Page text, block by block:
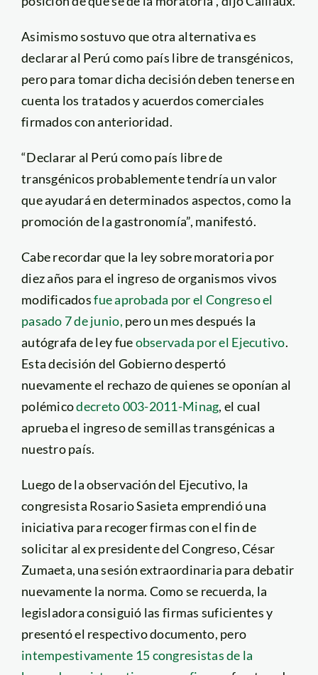
Asimismo sostuvo que otra alternativa es
declarar al Perú como país libre de transgénicos,
pero para tomar dicha decisión deben tenerse en
cuenta los tratados y acuerdos comerciales
firmados con anterioridad.
“Declarar al Perú como país libre de
transgénicos probablemente tendría un valor
que ayudará en determinados aspectos, como la
promoción de la gastronomía”, manifestó.
Cabe recordar que la ley sobre moratoria por
diez años para el ingreso de organismos vivos
modificadosfue aprobada por el Congreso el
pasado 7 de junio, pero un mes después la
autógrafa de ley fueobservada por el Ejecutivo.
Esta decisión del Gobierno despertó
nuevamente el rechazo de quienes se oponían al
polémicodecreto 003-2011-Minag, el cual
aprueba el ingreso de semillas transgénicas a
nuestro país.
Luego de la observación del Ejecutivo, la
congresista Rosario Sasieta emprendió una
iniciativa para recoger firmas con el fin de
solicitar al ex presidente del Congreso, César
Zumaeta, una sesión extraordinaria para debatir
nuevamente la norma. Como se recuerda, la
legisladora consiguió las firmas suficientes y
presentó el respectivo documento, pero
intempestivamente 15 congresistas de la